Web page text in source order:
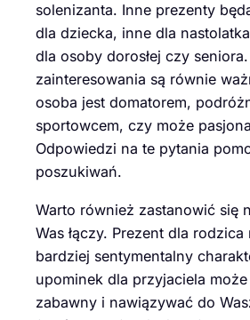
solenizanta. Inne prezenty
dla dziecka, inne dla
dla osoby dorosłej czy
zainteresowania są równie
osoba jest domatorem,
sportowcem, czy może
Odpowiedzi na te pytania
poszukiwań.
Warto również zastanowić się
Was łączy. Prezent dla
bardziej sentymentalny
upominek dla przyjaciela
zabawny i nawiązywać do